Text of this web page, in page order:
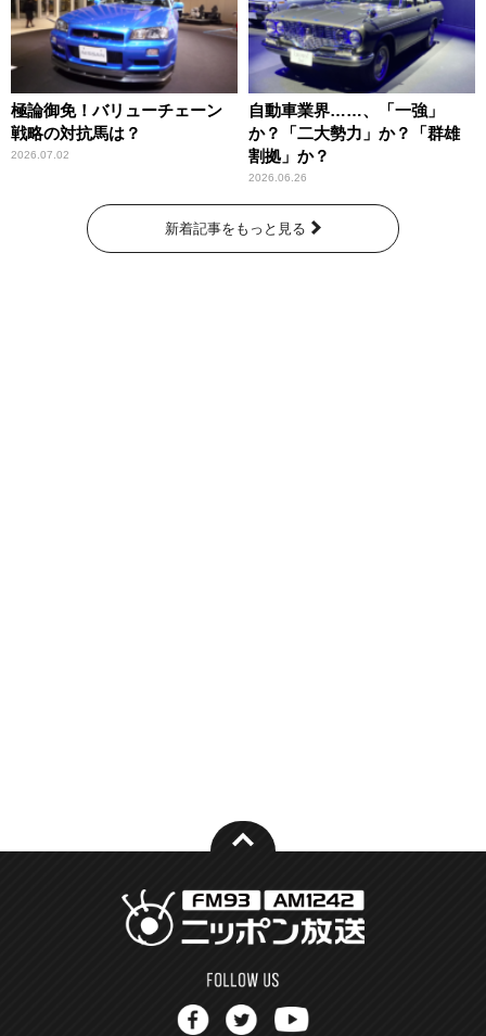
極論御免！バリューチェーン
戦略の対抗馬は？
2026.07.02
自動車業界……、「一強」
か？「二大勢力」か？「群雄
割拠」か？
2026.06.26
新着記事をもっと見る